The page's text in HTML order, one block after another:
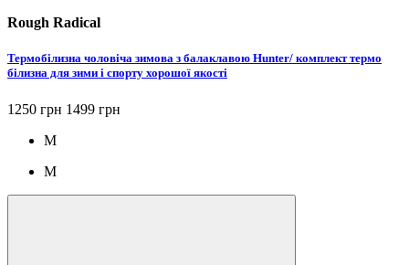
Rough Radical
Термобілизна чоловіча зимова з балаклавою Hunter/ комплект термо
білизна для зими і спорту хорошої якості
1250 грн 1499 грн
M
M